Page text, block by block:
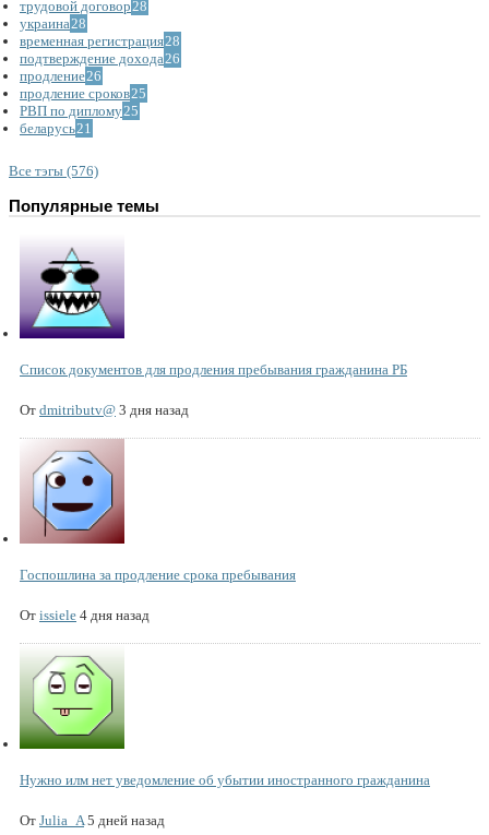
трудовой договор 28
украина 28
временная регистрация28
подтверждение дохода 26
продление26
продление сроков25
РВП по диплому25
беларусь21
Все тэгы (576)
Популярные темы
Список документов для продления пребывания гражданина РБ
От dmitributv@ 3 дня назад
Госпошлина за продление срока пребывания
От issiele 4 дня назад
Нужно илм нет уведомление об убытии иностранного гражданина
От Julia_A 5 дней назад